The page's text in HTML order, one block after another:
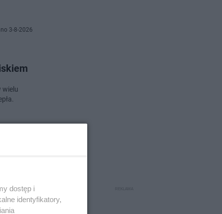
3-8-2026
wielu
dostęp i
identyfikatory,